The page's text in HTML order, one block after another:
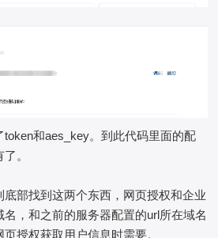
token和aes_key。到此代码里面的配
。
底部找到这两个东西，网页授权和企业
，和之前的服务器配置的url所在域名
授权获取用户信息时需要。